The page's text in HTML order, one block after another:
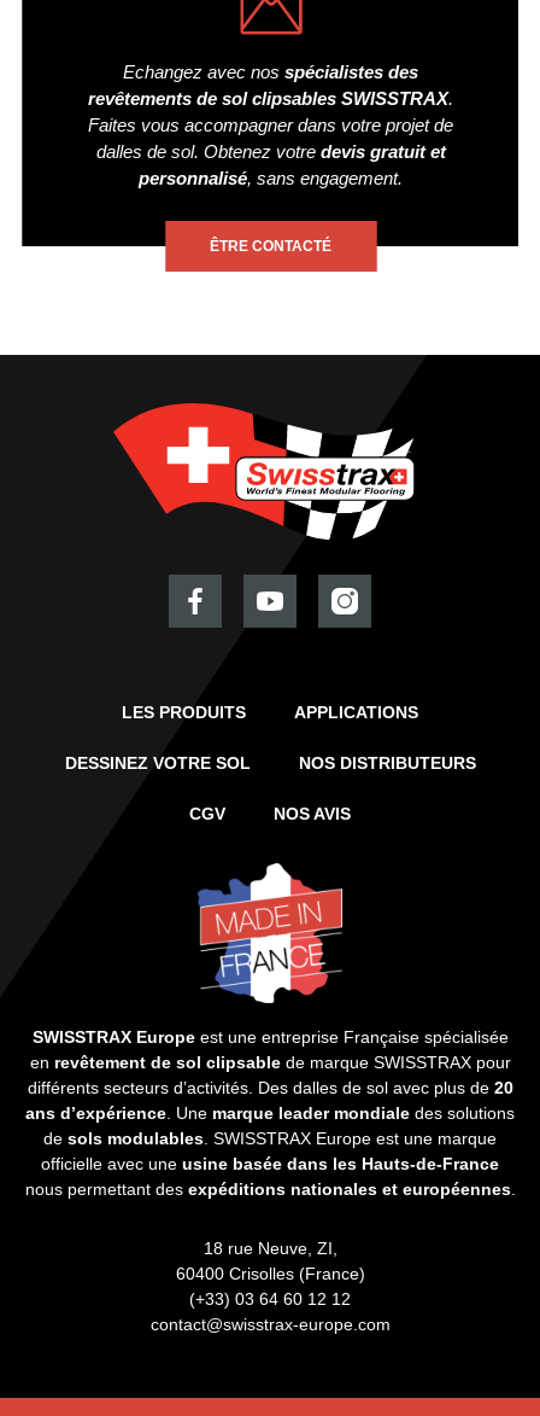
Echangez avec nos spécialistes des
revêtements de sol clipsables SWISSTRAX.
Faites vous accompagner dans votre projet de
dalles de sol. Obtenez votre devis gratuit et
personnalisé, sans engagement.
ÊTRE CONTACTÉ
LES PRODUITS APPLICATIONS
DESSINEZ VOTRE SOL NOS DISTRIBUTEURS
CGV NOS AVIS
SWISSTRAX Europeest une entreprise Française spécialisée
en revêtement de sol clipsablede marque SWISSTRAX pour
différents secteurs d’activités. Des dalles de sol avec plus de 20
ans d’expérience. Une marque leader mondiale des solutions
de sols modulables. SWISSTRAX Europe est une marque
officielle avec une usine basée dans les Hauts-de-France
nous permettant des expéditions nationales et européennes.
18 rue Neuve, ZI,
60400 Crisolles (France)
(+33) 03 64 60 12 12
contact@swisstrax-europe.com